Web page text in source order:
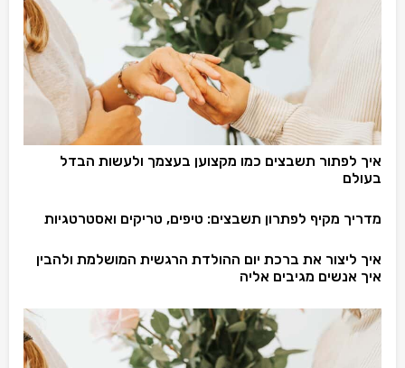
איך לפתור תשבצים כמו מקצוען בעצמך ולעשות הבדל
בעולם
מדריך מקיף לפתרון תשבצים: טיפים, טריקים ואסטרטגיות
איך ליצור את ברכת יום ההולדת הרגשית המושלמת ולהבין
איך אנשים מגיבים אליה